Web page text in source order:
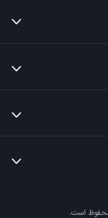
است.